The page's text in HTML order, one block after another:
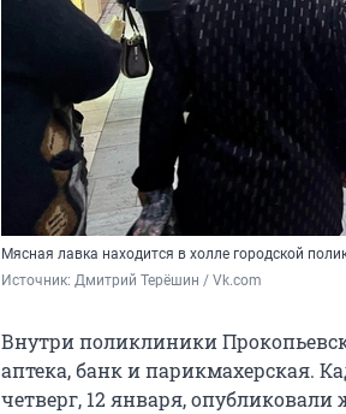
Мясная лавка находится в холле городской
Источник: Дмитрий Терёшин / Vk.com
Внутри поликлиники
аптека, банк и парикмахерская.
четверг, 12 января,